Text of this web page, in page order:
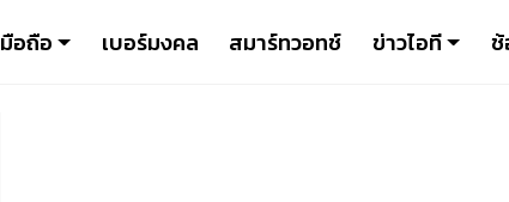
มือถือ เบอร์มงคล สมาร์ทวอทช์ ข่าวไอที